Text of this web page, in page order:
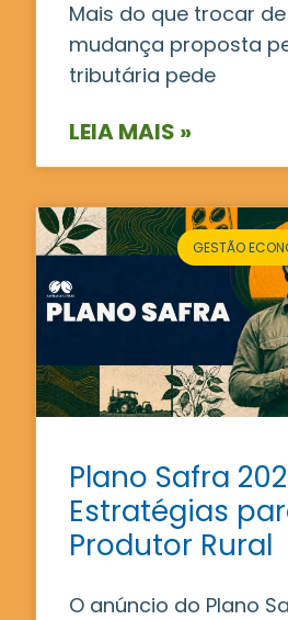
Mais do que trocar
mudança proposta
tributária pede
LEIA MAIS »
GESTÃO
Plano Safra
Estratégias
Produtor Rural
O anúncio do Plano